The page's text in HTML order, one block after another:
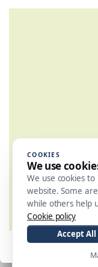
COOKIES
We use
We use cookies
website. Some
while others help
Cookie policy
Accept All